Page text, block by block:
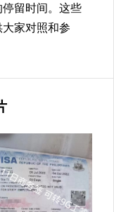
留时间。这些
家对照和参